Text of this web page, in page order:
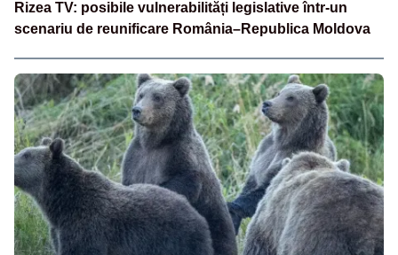
Rizea TV: posibile vulnerabilități legislative într-un
scenariu de reunificare România–Republica Moldova